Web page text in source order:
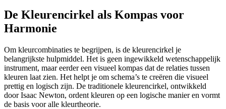
De Kleurencirkel als Kompas voor
Harmonie
Om kleurcombinaties te begrijpen, is de kleurencirkel je
belangrijkste hulpmiddel. Het is geen ingewikkeld wetenschappelijk
instrument, maar eerder een visueel kompas dat de relaties tussen
kleuren laat zien. Het helpt je om schema’s te creëren die visueel
prettig en logisch zijn. De traditionele kleurencirkel, ontwikkeld
door Isaac Newton, ordent kleuren op een logische manier en vormt
de basis voor alle kleurtheorie.